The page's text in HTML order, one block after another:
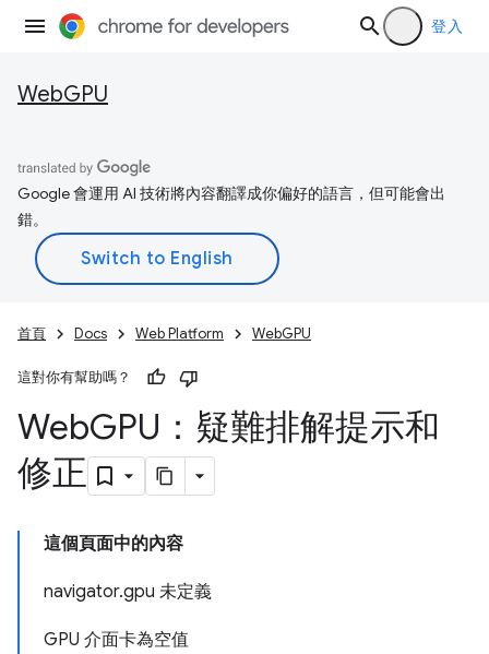
登入
WebGPU
Google 會運用 AI 技術將內容翻譯成你偏好的語言，但可能會出
錯。
首頁 Docs Web Platform WebGPU
這對你有幫助嗎？
WebGPU：疑難排解提示和
修正
這個頁面中的內容
navigator.gpu 未定義
GPU 介面卡為空值